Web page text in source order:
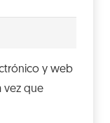
y web
vez que